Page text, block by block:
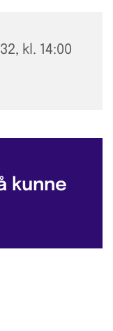
kl. 14:00
kunne